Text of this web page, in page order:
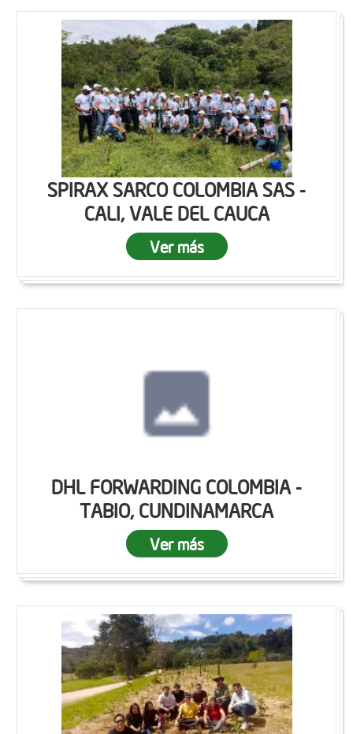
SPIRAX SARCO COLOMBIA SAS -
CALI, VALE DEL CAUCA
Ver más
DHL FORWARDING COLOMBIA -
TABIO, CUNDINAMARCA
Ver más